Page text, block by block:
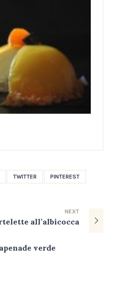
TWITTER PINTEREST
NEXT
all’albicocca
verde